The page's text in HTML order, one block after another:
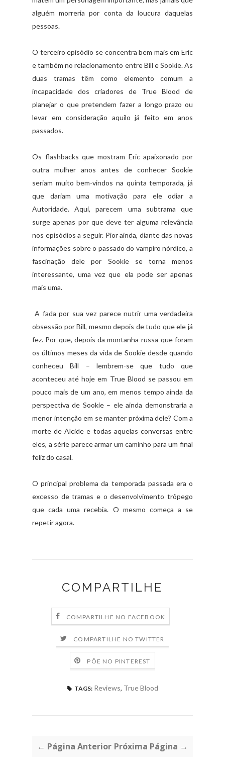
alguém morreria por conta da loucura daquelas
pessoas.
O terceiro episódio se concentra bem mais em Eric
e também no relacionamento entre Bill e Sookie. As
duas tramas têm como elemento comum a
incapacidade dos criadores de True Blood de
planejar o que pretendem fazer a longo prazo ou
levar em consideração aquilo já feito em anos
passados.
Os flashbacks que mostram Eric apaixonado por
outra mulher anos antes de conhecer Sookie
seriam muito bem-vindos na quinta temporada, já
que dariam uma motivação para ele odiar a
Autoridade. Aqui, parecem uma subtrama que
surge apenas por que deve ter alguma relevância
nos episódios a seguir. Pior ainda, diante das novas
informações sobre o passado do vampiro nórdico, a
fascinação dele por Sookie se torna menos
interessante, uma vez que ela pode ser apenas
mais uma.
A fada por sua vez parece nutrir uma verdadeira
obsessão por Bill, mesmo depois de tudo que ele já
fez. Por que, depois da montanha-russa que foram
os últimos meses da vida de Sookie desde quando
conheceu Bill – lembrem-se que tudo que
aconteceu até hoje em True Blood se passou em
pouco mais de um ano, em menos tempo ainda da
perspectiva de Sookie – ele ainda demonstraria a
menor intenção em se manter próxima dele? Com a
morte de Alcide e todas aquelas conversas entre
eles, a série parece armar um caminho para um final
feliz do casal.
O principal problema da temporada passada era o
excesso de tramas e o desenvolvimento trôpego
que cada uma recebia. O mesmo começa a se
repetir agora.
COMPARTILHE
COMPARTILHE NO FACEBOOK
COMPARTILHE NO TWITTER
PÕE NO PINTEREST
TAGS: Reviews, True Blood
← Página Anterior Próxima Página →